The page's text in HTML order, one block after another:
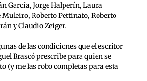
García, Jorge Halperín, Laura
Muleiro, Roberto Pettinato, Roberto
y Claudio Zeiger.
de las condiciones que el escritor
Brascó prescribe para quien se
(y me las robo completas para esta